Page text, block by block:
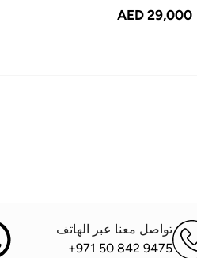
AED 29,000
تواصل معنا عبر الهاتف
+971 50 842 9475